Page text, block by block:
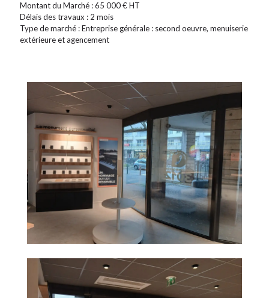
Montant du Marché : 65 000 € HT
Délais des travaux : 2 mois
Type de marché : Entreprise générale : second oeuvre, menuiserie
extérieure et agencement